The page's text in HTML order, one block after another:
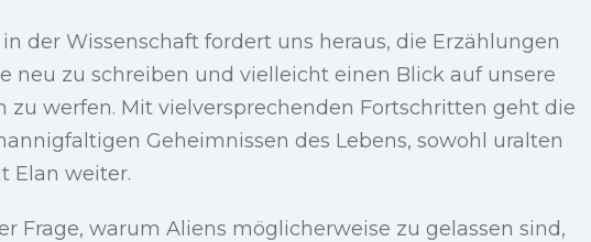
der Wissenschaft fordert uns heraus, die Erzählungen
neu zu schreiben und vielleicht einen Blick auf unsere
zu werfen. Mit vielversprechenden Fortschritten geht die
Geheimnissen des Lebens, sowohl uralten
Elan weiter.
Frage, warum Aliens möglicherweise zu gelassen sind,